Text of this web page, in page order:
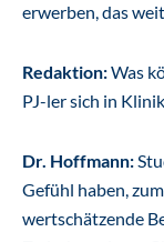
erwerben, das
Redaktion:Was
PJ-ler sich in
Dr. Hoffmann:
Gefühl haben,
wertschätzende